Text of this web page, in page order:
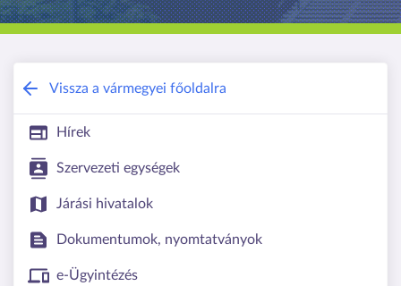
l
m
r
Csongrád-Csanád Vármegyei
Vissza a vármegyei főoldalra
Hírek
Szervezeti egységek
Járási hivatalok
Dokumentumok, nyomtatványok
e-Ügyintézés